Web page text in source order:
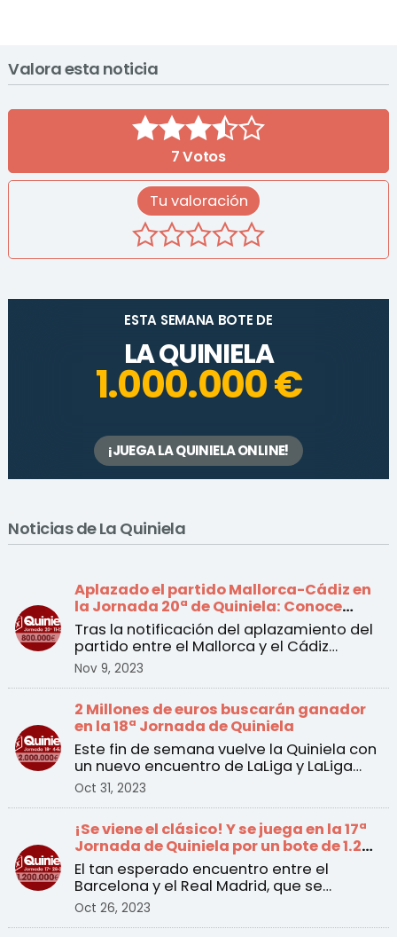
Valora esta noticia
7Votos
Tu valoración
ESTA SEMANA BOTE DE
LA QUINIELA
1.000.000 €
¡JUEGA LA QUINIELA ONLINE!
Noticias de La Quiniela
Aplazado el partido Mallorca-Cádiz en
la Jornada 20ª de Quiniela: Conoce
todos los cambios
Tras la notificación del aplazamiento del
partido entre el Mallorca y el Cádiz
incluido en la 20 ...
Nov 9, 2023
2 Millones de euros buscarán ganador
en la 18ª Jornada de Quiniela
Este fin de semana vuelve la Quiniela con
un nuevo encuentro de LaLiga y LaLiga
Hypermotion a pa ...
Oct 31, 2023
¡Se viene el clásico! Y se juega en la 17ª
Jornada de Quiniela por un bote de 1.2
millones de euros
El tan esperado encuentro entre el
Barcelona y el Real Madrid, que se
Oct 26, 2023